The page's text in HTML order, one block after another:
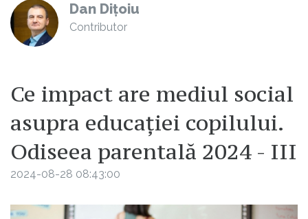
Dan Dițoiu
Contributor
Ce impact are mediul social
asupra educației copilului.
Odiseea parentală 2024 - III
2024-08-28 08:43:00